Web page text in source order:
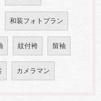
和装フォトプラン
紋付袴 留袖
カメラマン